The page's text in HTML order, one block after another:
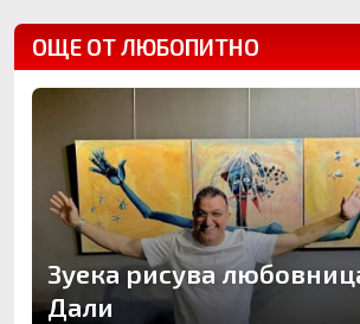
ОЩЕ ОТ ЛЮБОПИТНО
Зуека рисува
Дали